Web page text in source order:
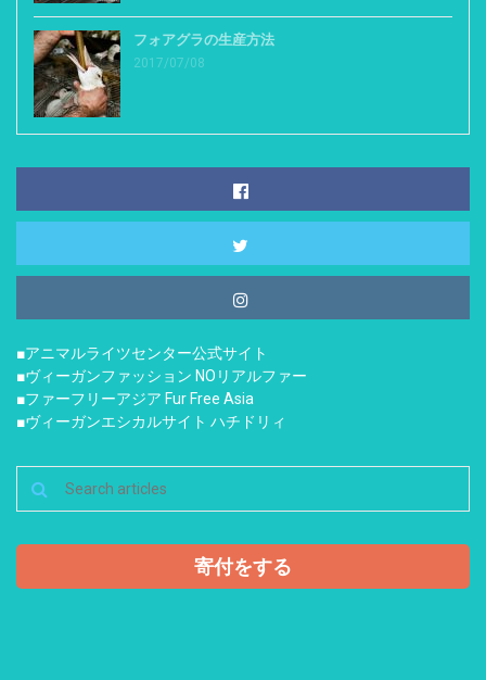
フォアグラの生産方法
2017/07/08
■アニマルライツセンター公式サイト
■ヴィーガンファッション NOリアルファー
■ファーフリーアジア Fur Free Asia
■ヴィーガンエシカルサイト ハチドリィ
寄付をする